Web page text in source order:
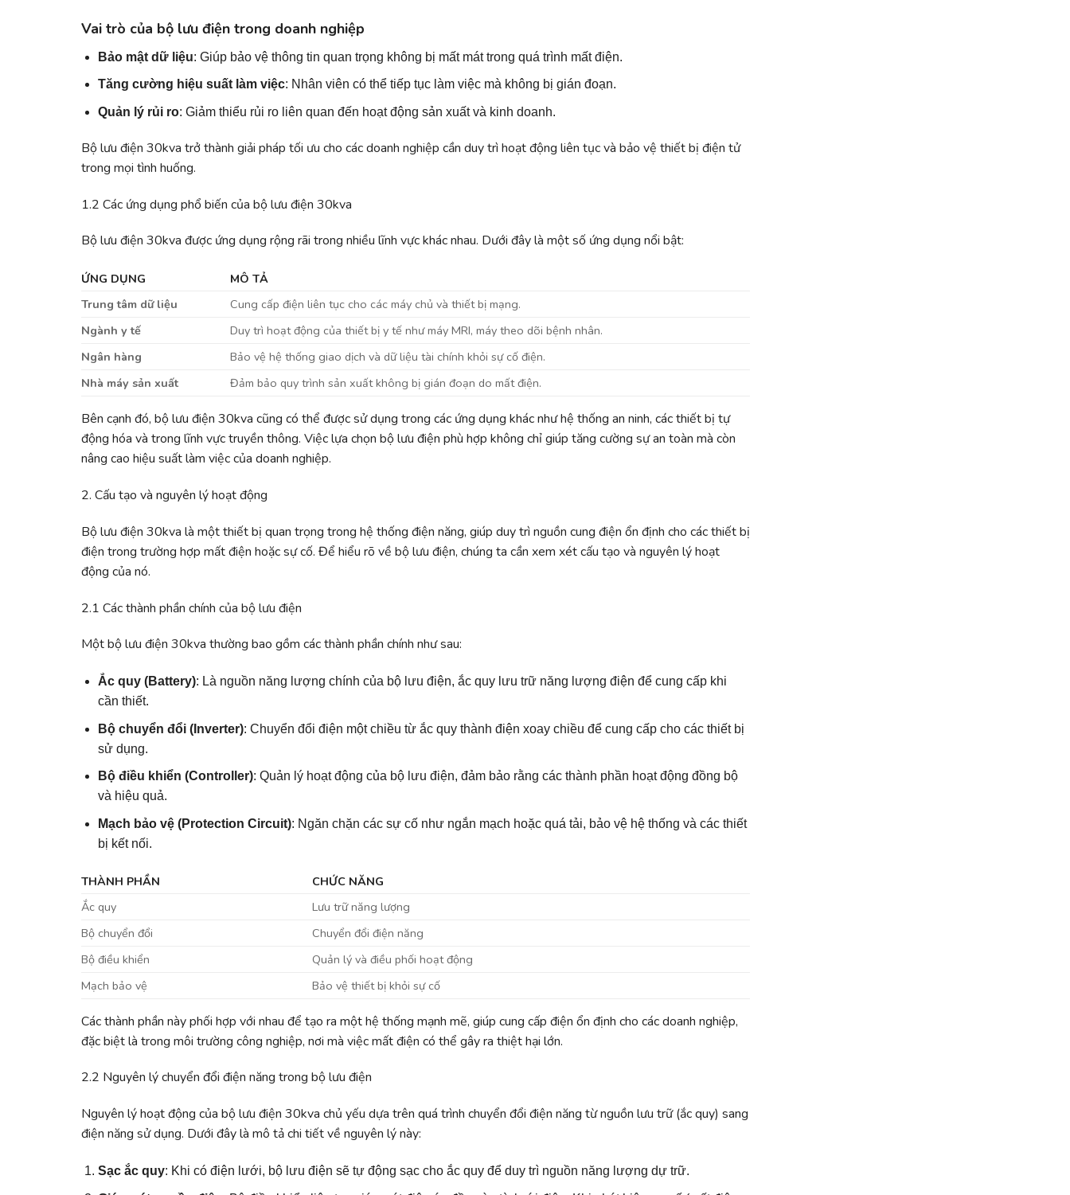
Vai trò của bộ lưu điện trong doanh nghiệp
Bảo mật dữ liệu: Giúp bảo vệ thông tin quan trọng không bị mất mát trong quá trình mất điện.
Tăng cường hiệu suất làm việc: Nhân viên có thể tiếp tục làm việc mà không bị gián đoạn.
Quản lý rủi ro: Giảm thiểu rủi ro liên quan đến hoạt động sản xuất và kinh doanh.
Bộ lưu điện 30kva trở thành giải pháp tối ưu cho các doanh nghiệp cần duy trì hoạt động liên tục và bảo vệ thiết bị điện tử
trong mọi tình huống.
1.2 Các ứng dụng phổ biến của bộ lưu điện 30kva
Bộ lưu điện 30kva được ứng dụng rộng rãi trong nhiều lĩnh vực khác nhau. Dưới đây là một số ứng dụng nổi bật:
ỨNG DỤNG
MÔ TẢ
Trung tâm dữ liệu
Cung cấp điện liên tục cho các máy chủ và thiết bị mạng.
Ngành y tế
Duy trì hoạt động của thiết bị y tế như máy MRI, máy theo dõi bệnh nhân.
Ngân hàng
Bảo vệ hệ thống giao dịch và dữ liệu tài chính khỏi sự cố điện.
Nhà máy sản xuất
Đảm bảo quy trình sản xuất không bị gián đoạn do mất điện.
Bên cạnh đó, bộ lưu điện 30kva cũng có thể được sử dụng trong các ứng dụng khác như hệ thống an ninh, các thiết bị tự
động hóa và trong lĩnh vực truyền thông. Việc lựa chọn bộ lưu điện phù hợp không chỉ giúp tăng cường sự an toàn mà còn
nâng cao hiệu suất làm việc của doanh nghiệp.
2. Cấu tạo và nguyên lý hoạt động
Bộ lưu điện 30kva là một thiết bị quan trọng trong hệ thống điện năng, giúp duy trì nguồn cung điện ổn định cho các thiết bị
điện trong trường hợp mất điện hoặc sự cố. Để hiểu rõ về bộ lưu điện, chúng ta cần xem xét cấu tạo và nguyên lý hoạt
động của nó.
2.1 Các thành phần chính của bộ lưu điện
Một bộ lưu điện 30kva thường bao gồm các thành phần chính như sau:
Ắc quy (Battery): Là nguồn năng lượng chính của bộ lưu điện, ắc quy lưu trữ năng lượng điện để cung cấp khi
cần thiết.
Bộ chuyển đổi (Inverter): Chuyển đổi điện một chiều từ ắc quy thành điện xoay chiều để cung cấp cho các thiết bị
sử dụng.
Bộ điều khiển (Controller): Quản lý hoạt động của bộ lưu điện, đảm bảo rằng các thành phần hoạt động đồng bộ
và hiệu quả.
Mạch bảo vệ (Protection Circuit): Ngăn chặn các sự cố như ngắn mạch hoặc quá tải, bảo vệ hệ thống và các thiết
bị kết nối.
THÀNH PHẦN
CHỨC NĂNG
Ắc quy
Lưu trữ năng lượng
Bộ chuyển đổi
Chuyển đổi điện năng
Bộ điều khiển
Quản lý và điều phối hoạt động
Mạch bảo vệ
Bảo vệ thiết bị khỏi sự cố
Các thành phần này phối hợp với nhau để tạo ra một hệ thống mạnh mẽ, giúp cung cấp điện ổn định cho các doanh nghiệp,
đặc biệt là trong môi trường công nghiệp, nơi mà việc mất điện có thể gây ra thiệt hại lớn.
2.2 Nguyên lý chuyển đổi điện năng trong bộ lưu điện
Nguyên lý hoạt động của bộ lưu điện 30kva chủ yếu dựa trên quá trình chuyển đổi điện năng từ nguồn lưu trữ (ắc quy) sang
điện năng sử dụng. Dưới đây là mô tả chi tiết về nguyên lý này:
Sạc ắc quy: Khi có điện lưới, bộ lưu điện sẽ tự động sạc cho ắc quy để duy trì nguồn năng lượng dự trữ.